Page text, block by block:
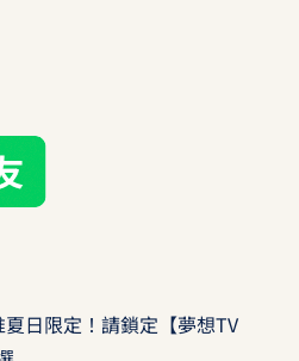
日限定！請鎖定【夢想TV